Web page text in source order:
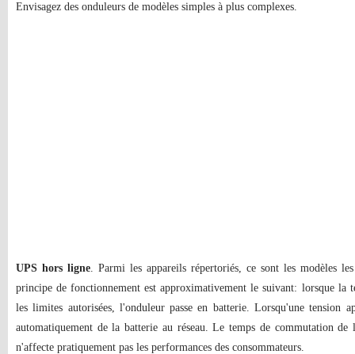
Envisagez des onduleurs de modèles simples à plus complexes.
UPS hors ligne. Parmi les appareils répertoriés, ce sont les modèles
principe de fonctionnement est approximativement le suivant: lorsque la
les limites autorisées, l'onduleur passe en batterie. Lorsqu'une tension
automatiquement de la batterie au réseau. Le temps de commutation
n'affecte pratiquement pas les performances des consommateurs.